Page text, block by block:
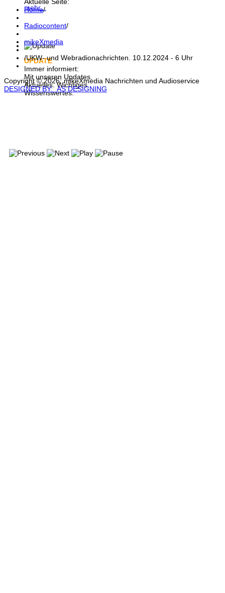
mehr...
UPDATE
Immer informiert:
Mit unseren Updates.
Aktuelles. Wichtiges.
Wissenswertes.
Home/
Radiocontent/
mikeXmedia
/UKW- und Webradionachrichten. 10.12.2024 - 6 Uhr
Copyright © 2026: mikeXmedia Nachrichten und Audioservice
DESIGNED BY: AS DESIGNING